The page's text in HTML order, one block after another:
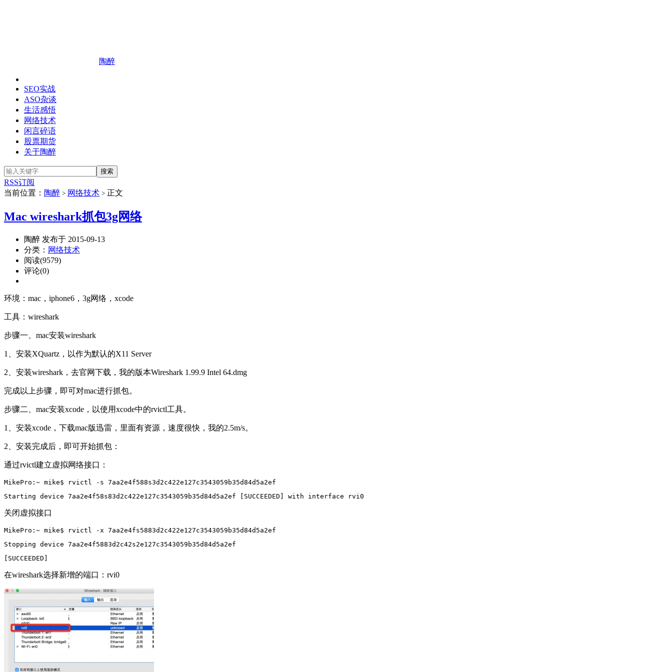
陶醉
SEO实战
ASO杂谈
生活感悟
网络技术
闲言碎语
股票期货
关于陶醉
RSS订阅
当前位置： 陶醉 > 网络技术 > 正文
Mac wireshark抓包3g网络
陶醉 发布于 2015-09-13
分类： 网络技术
阅读(9579)
评论(0)
环境：mac，iphone6，3g网络，xcode
工具：wireshark
步骤一、mac安装wireshark
1、安装XQuartz，以作为默认的X11 Server
2、安装wireshark，去官网下载，我的版本Wireshark 1.99.9 Intel 64.dmg
完成以上步骤，即可对mac进行抓包。
步骤二、mac安装xcode，以使用xcode中的rvictl工具。
1、安装xcode，下载mac版迅雷，里面有资源，速度很快，我的2.5m/s。
2、安装完成后，即可开始抓包：
通过rvictl建立虚拟网络接口：
MikePro:~ mike$ rvictl -s 7aa2e4f588s3d2c422e127c3543059b35d84d5a2ef
Starting device 7aa2e4f58s83d2c422e127c3543059b35d84d5a2ef [SUCCEEDED] with interface rvi0
关闭虚拟接口
MikePro:~ mike$ rvictl -x 7aa2e4fs5883d2c422e127c3543059b35d84d5a2ef
Stopping device 7aa2e4f5883d2c42s2e127c3543059b35d84d5a2ef
[SUCCEEDED]
在wireshark选择新增的端口：rvi0